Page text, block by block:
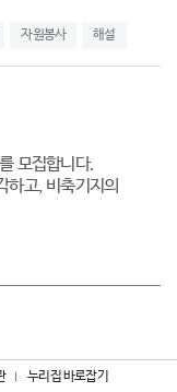
자원봉사 해설
모집합니다.
하고, 비축기지의
누리집 바로잡기